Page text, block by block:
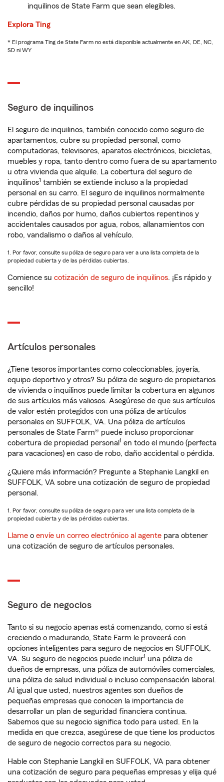
inquilinos de State Farm que sean elegibles.
Explora Ting
* El programa Ting de State Farm no está disponible actualmente en AK, DE, NC,
SD ni WY
Seguro de inquilinos
El seguro de inquilinos, también conocido como seguro de
apartamentos, cubre su propiedad personal, como
computadoras, televisores, aparatos electrónicos, bicicletas,
muebles y ropa, tanto dentro como fuera de su apartamento
u otra vivienda que alquile. La cobertura del seguro de
inquilinos1 también se extiende incluso a la propiedad
personal en su carro. El seguro de inquilinos normalmente
cubre pérdidas de su propiedad personal causadas por
incendio, daños por humo, daños cubiertos repentinos y
accidentales causados por agua, robos, allanamientos con
robo, vandalismo o daños al vehículo.
1. Por favor, consulte su póliza de seguro para ver a una lista completa de la
propiedad cubierta y de las pérdidas cubiertas.
Comience su cotización de seguro de inquilinos. ¡Es rápido y
sencillo!
Artículos personales
¿Tiene tesoros importantes como coleccionables, joyería,
equipo deportivo y otros? Su póliza de seguro de propietarios
de vivienda o inquilinos puede limitar la cobertura en algunos
de sus artículos más valiosos. Asegúrese de que sus artículos
de valor estén protegidos con una póliza de artículos
personales en SUFFOLK, VA. Una póliza de artículos
personales de State Farm® puede incluso proporcionar
cobertura de propiedad personal 1 en todo el mundo (perfecta
para vacaciones) en caso de robo, daño accidental o pérdida.
¿Quiere más información? Pregunte a Stephanie Langkil en
SUFFOLK, VA sobre una cotización de seguro de propiedad
personal.
1. Por favor, consulte su póliza de seguro para ver una lista completa de la
propiedad cubierta y de las pérdidas cubiertas.
Llame o envíe un correo electrónico al agente para obtener
una cotización de seguro de artículos personales.
Seguro de negocios
Tanto si su negocio apenas está comenzando, como si está
creciendo o madurando, State Farm le proveerá con
opciones inteligentes para seguro de negocios en SUFFOLK,
VA. Su seguro de negocios puede incluir1 una póliza de
dueños de empresas, una póliza de automóviles comerciales,
una póliza de salud individual o incluso compensación laboral.
Al igual que usted, nuestros agentes son dueños de
pequeñas empresas que conocen la importancia de
desarrollar un plan de seguridad financiera continua.
Sabemos que su negocio significa todo para usted. En la
medida en que crezca, asegúrese de que tiene los productos
de seguro de negocio correctos para su negocio.
Hable con Stephanie Langkil en SUFFOLK, VA para obtener
una cotización de seguro para pequeñas empresas y elija qué